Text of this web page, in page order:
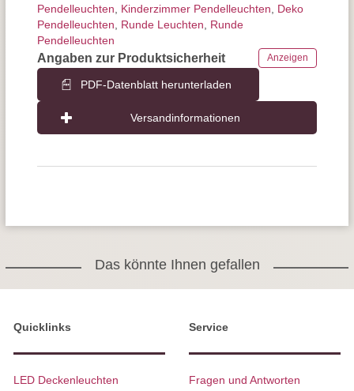
Pendelleuchten
Kinderzimmer Pendelleuchten
Deko
Pendelleuchten
Runde Leuchten
Runde
Pendelleuchten
Angaben zur Produktsicherheit Anzeigen
PDF-Datenblatt herunterladen
Versandinformationen
Das könnte Ihnen gefallen
Quicklinks
LED Deckenleuchten
Service
Fragen und Antworten